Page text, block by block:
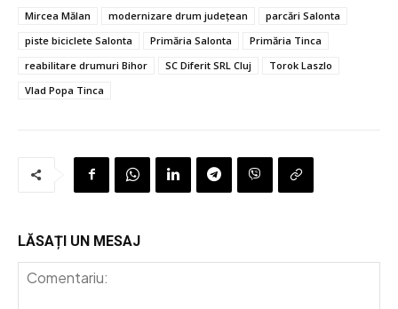
Mircea Mălan
modernizare drum județean
parcări Salonta
piste biciclete Salonta
Primăria Salonta
Primăria Tinca
reabilitare drumuri Bihor
SC Diferit SRL Cluj
Torok Laszlo
Vlad Popa Tinca
LĂSAȚI UN MESAJ